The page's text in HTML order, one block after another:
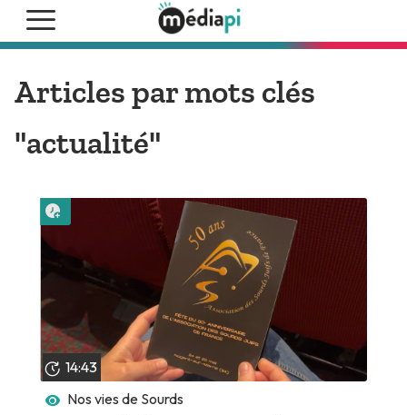
Articles par mots clés
"actualité"
14:43
Nos vies de Sourds
Lire plus tard